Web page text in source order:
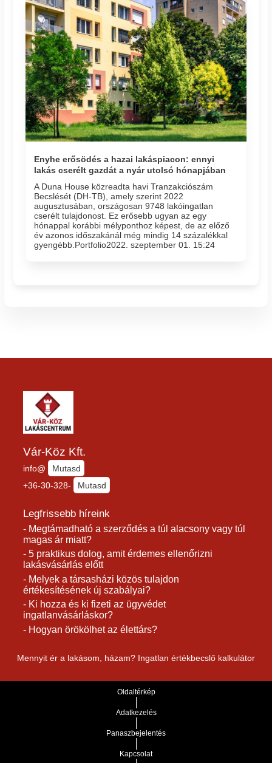
Enyhe erősödés a hazai lakáspiacon: ennyi
lakás cserélt gazdát a nyár utolsó hónapjában
A Duna House közreadta havi Tranzakciószám
Becslését (DH-TB), amely szerint 2022
augusztusában, országosan 9748 lakóingatlan
cserélt tulajdonost. Ez erősebb ugyan az egy
hónappal korábbi mélyponthoz képest, de az előző
év azonos időszakánál még mindig 14 százalékkal
gyengébb.Portfolio2022. szeptember 01. 15:24
Vár-Köz Kft.
info@
Mutasd
+36-30-328-
Mutasd
Legfrissebb híreink
- Megtámadható a szerződés a túl alacsony vagy túl
magas ár miatt?
- 5 praktikus dolog, amit érdemes ellenőrizni
lakásvásárlás előtt
- Melyek a társasházi közös tulajdon
értékesítésének új szabályai?
- Ki hozza és ki fizeti az ügyvédet
ingatlanvásárláskor?
- Hogyan örökölhet az élettárs?
Mennyit ér a lakásom, házam? Ingatlan értékbecslő kalkulátor
Oldaltérkép
Adatkezelés
Panaszbejelentés
Kapcsolat